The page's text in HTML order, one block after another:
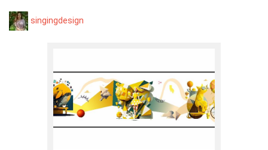
singingdesign